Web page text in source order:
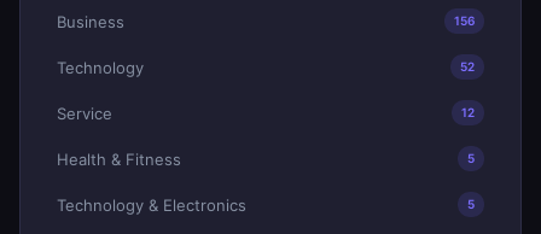
Business 156
Technology 52
Service 12
Health & Fitness 5
Technology & Electronics 5